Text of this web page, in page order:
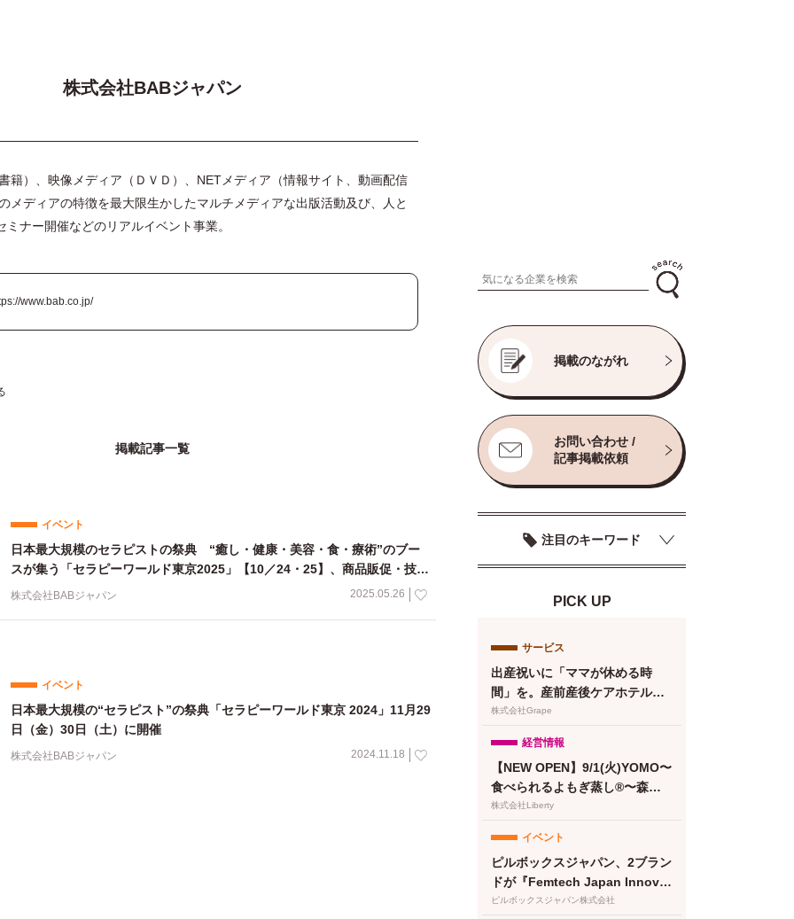
株式会社BABジャパン
籍）、映像メディア（ＤＶＤ）、NETメディア（情報サイト、動画配信
メディアの特徴を最大限生かしたマルチメディアな出版活動及び、人と
ナー開催などのリアルイベント事業。
www.bab.co.jp/
掲載記事一覧
イベント
日本最大規模のセラピストの祭典 “癒し・健康・美容・食・療術”のブー
スが集う「セラピーワールド東京2025」【10／24・25】、商品販促・技術
の紹介・販路開拓など出展社募集中！
株式会社BABジャパン 2025.05.26
イベント
日本最大規模の“セラピスト”の祭典「セラピーワールド東京 2024」11月29
日（金）30日（土）に開催
株式会社BABジャパン 2024.11.18
掲載のながれ
お問い合わせ /
記事掲載依頼
注目のキーワード
PICK UP
サービス
出産祝いに「ママが休める時
間」を。産前産後ケアホテル
「ぶどうの木」、複数人で贈れ
株式会社Grape
経営情報
【NEW OPEN】9/1(火)YOMO〜
食べられるよもぎ蒸し®〜森下
清澄白河店グランドオープン！
株式会社Liberty
イベント
ピルボックスジャパン、2ブラン
ドが『Femtech Japan Innovat
ion Pitch 2026』最終ノミネー
ピルボックスジャパン株式会社